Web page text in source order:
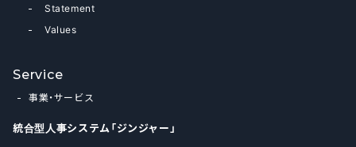
Statement
Values
Service
事業・サービス
統合型人事システム「ジンジャー」